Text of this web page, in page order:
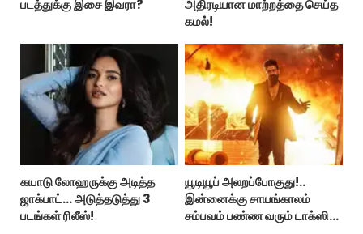
படத்துக்கு இசை இவரா?
அதிரடியான மாற்றத்தை செய்த
கமல்!
கயாடு லோஹருக்கு அடித்த
ஜாக்பாட்... அடுத்தடுத்து 3
படங்கள் ரிலீஸ்!
யூடியூப் அலறப்போகுது!..
இன்னைக்கு சாயங்காலம்
சம்பவம் பண்ண வரும் டாக்ஸிக்